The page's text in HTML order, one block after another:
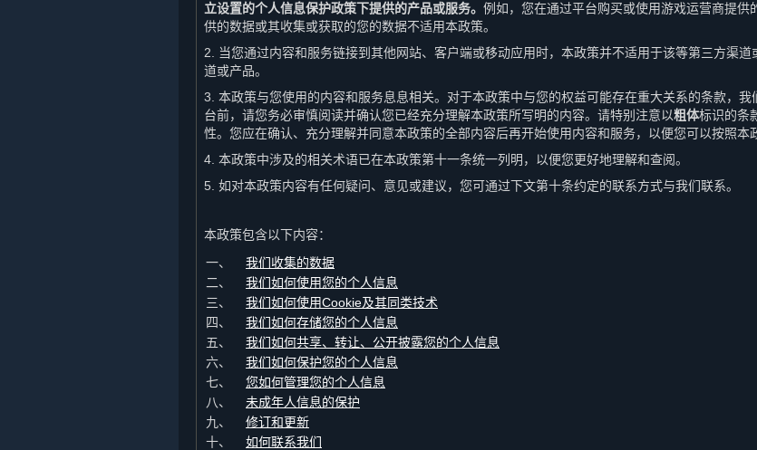
立设置的个人信息保护政策下提供的产品或服务。 例如，您在通过平台购买或使用游戏运营商提
供的数据或其收集或获取的您的数据不适用本政策。
2. 当您通过内容和服务链接到其他网站、客户端或移动应用时，本政策并不适用于该等第三方渠
道或产品。
3. 本政策与您使用的内容和服务息息相关。对于本政策中与您的权益可能存在重大关系的条款，我
台前，请您务必审慎阅读并确认您已经充分理解本政策所写明的内容。请特别注意以粗体标识的条
性。您应在确认、充分理解并同意本政策的全部内容后再开始使用内容和服务，以便您可以按照本
4. 本政策中涉及的相关术语已在本政策第十一条统一列明，以便您更好地理解和查阅。
5. 如对本政策内容有任何疑问、意见或建议，您可通过下文第十条约定的联系方式与我们联系。
本政策包含以下内容：
一、
我们收集的数据
二、
我们如何使用您的个人信息
三、
我们如何使用Cookie及其同类技术
四、
我们如何存储您的个人信息
五、
我们如何共享、转让、公开披露您的个人信息
六、
我们如何保护您的个人信息
七、
您如何管理您的个人信息
八、
未成年人信息的保护
九、
修订和更新
十、
如何联系我们